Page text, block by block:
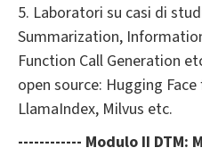
5. Laboratori su casi di
Summarization,
Function Call Generation
open source: Hugging
LlamaIndex, Milvus etc.
------------ Modulo II DTM: